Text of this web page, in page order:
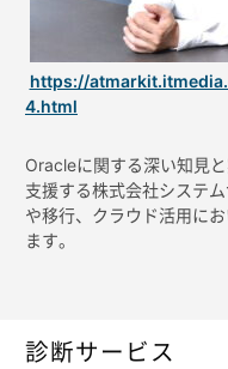
https://
4.html
Oracleに関する深い知見
支援する株式会社システ
や移行、クラウド活用に
ます。
診断サービス